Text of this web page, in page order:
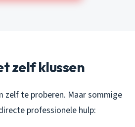
zelf klussen
zelf te proberen. Maar sommige
professionele hulp: